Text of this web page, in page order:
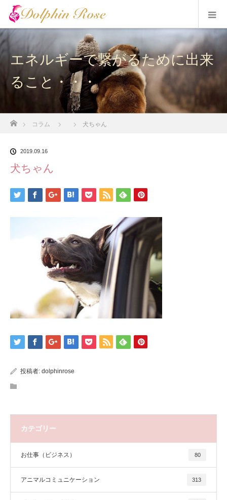
エネルギーで繋がるために出来
ること・・・
コラム 犬ちゃん
2019.09.16
犬ちゃん
投稿者: dolphinrose
カテゴリー
お仕事（ビジネス） 80
アニマルコミュニケーション 313